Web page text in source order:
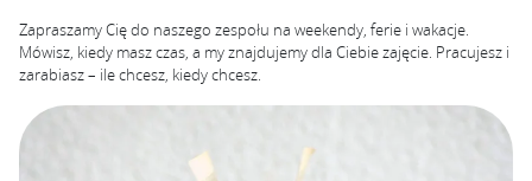
Zapraszamy Cię do naszego zespołu na weekendy, ferie i wakacje.
Mówisz, kiedy masz czas, a my znajdujemy dla Ciebie zajęcie. Pracujesz i
zarabiasz – ile chcesz, kiedy chcesz.